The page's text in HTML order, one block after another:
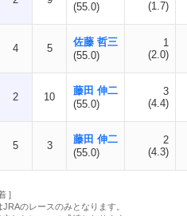
(55.0)
(1.7)
4 5
佐藤 哲三
(55.0)
1
(2.0)
2 10
藤田 伸二
(55.0)
3
(4.4)
5 3
藤田 伸二
(55.0)
2
(4.3)
]
のレースのみとなります。